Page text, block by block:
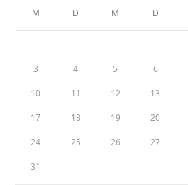
M D M D
3 4 5 6
10 11 12 13
17 18 19 20
24 25 26 27
31